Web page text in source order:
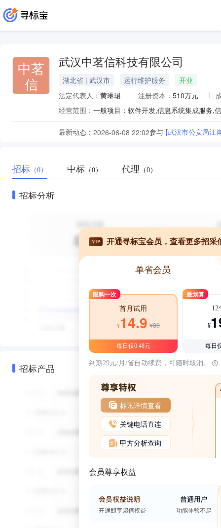
中茗
信
武汉中茗信科技有限公司
湖北省 | 武汉市 运行维护服务
开业
法定代表人： 黄琳珺 注册资本： 510万元
经营范围：
最新动态： 2026-06-08 22:02参与 [武汉市公安局江
招标 （0） 中标 （0） 代理 （0）
招标分析
招标产品
VIP 开通寻标宝会员，查看更多招采
单省会员
限购一次
首月试用
¥14.9 ¥39
每日仅0.48元
最划算
12
¥
每日
到期29元/月/省自动续费，可随时取消。
标讯详情查看
关键电话直连
甲方分析查询
会员尊享权益